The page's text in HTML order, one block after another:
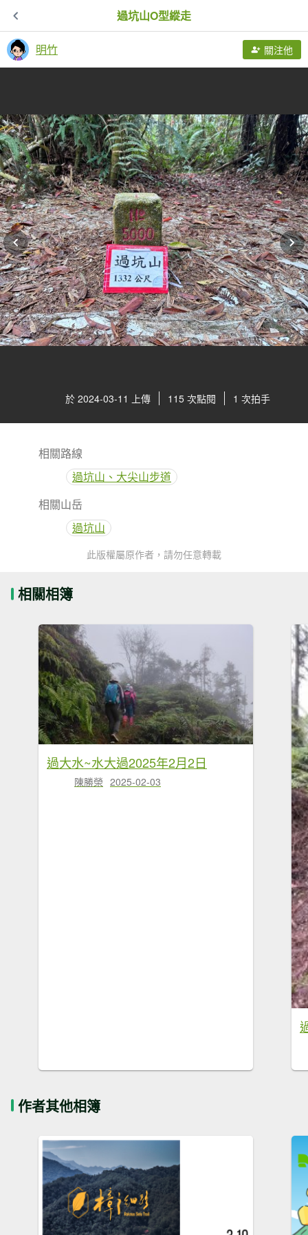
過坑山O型縱走
明竹 關注他
於 2024-03-11 上傳 115 次點閱 1 次拍手
相關路線
過坑山、大尖山步道
相關山岳
過坑山
此版權屬原作者，請勿任意轉載
相關相簿
過大水~水大過2025年2月2日
陳勝榮 2025-02-03
作者其他相簿